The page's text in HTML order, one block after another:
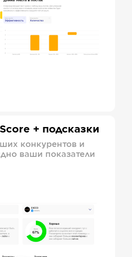
+ подсказки
конкурентов и
ваши показатели